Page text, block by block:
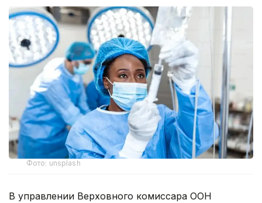
Фото: unsplash
В управлении Верховного комиссара ООН